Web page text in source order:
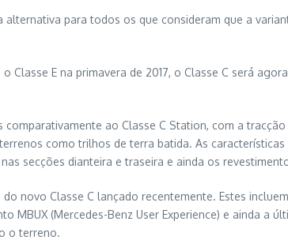
alternativa para todos os que consideram que a
E na primavera de 2017, o Classe C será
ao Classe C Station, com a
como trilhos de terra batida. As
secções dianteira e traseira e ainda os
novo Classe C lançado recentemente. Estes
(Mercedes-Benz User Experience) e ainda a
o terreno.